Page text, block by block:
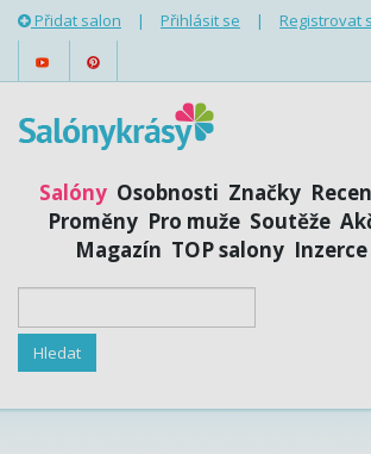
Přidat salon | Přihlásit se | Registrovat
Salóny Osobnosti Značky
Proměny Pro muže Soutěže
Magazín TOP salony Inzerce